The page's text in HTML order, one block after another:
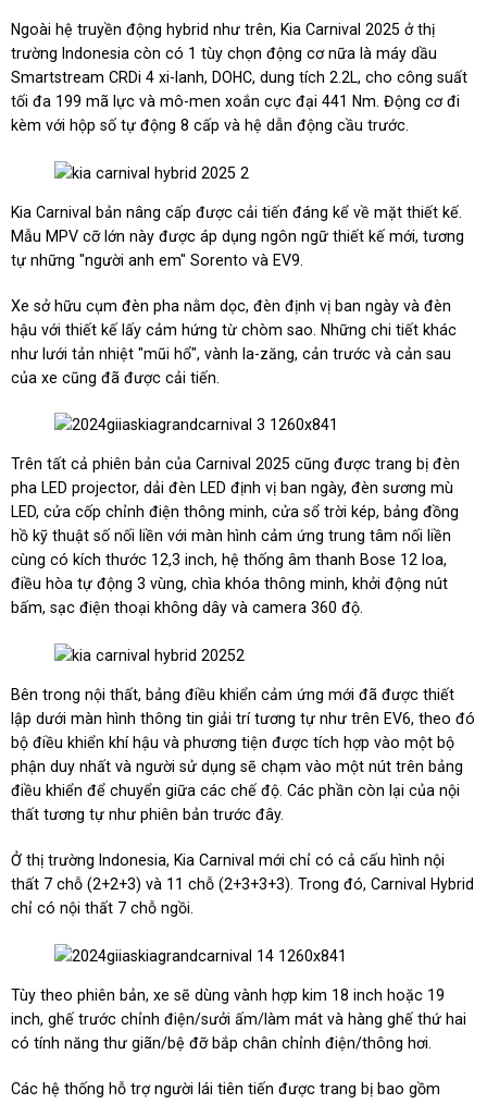
Ngoài hệ truyền động hybrid như trên, Kia Carnival 2025 ở thị
trường Indonesia còn có 1 tùy chọn động cơ nữa là máy dầu
Smartstream CRDi 4 xi-lanh, DOHC, dung tích 2.2L, cho công suất
tối đa 199 mã lực và mô-men xoắn cực đại 441 Nm. Động cơ đi
kèm với hộp số tự động 8 cấp và hệ dẫn động cầu trước.
Kia Carnival bản nâng cấp được cải tiến đáng kể về mặt thiết kế.
Mẫu MPV cỡ lớn này được áp dụng ngôn ngữ thiết kế mới, tương
tự những "người anh em" Sorento và EV9.
Xe sở hữu cụm đèn pha nằm dọc, đèn định vị ban ngày và đèn
hậu với thiết kế lấy cảm hứng từ chòm sao. Những chi tiết khác
như lưới tản nhiệt "mũi hổ", vành la-zăng, cản trước và cản sau
của xe cũng đã được cải tiến.
Trên tất cả phiên bản của Carnival 2025 cũng được trang bị đèn
pha LED projector, dải đèn LED định vị ban ngày, đèn sương mù
LED, cửa cốp chỉnh điện thông minh, cửa sổ trời kép, bảng đồng
hồ kỹ thuật số nối liền với màn hình cảm ứng trung tâm nối liền
cùng có kích thước 12,3 inch, hệ thống âm thanh Bose 12 loa,
điều hòa tự động 3 vùng, chìa khóa thông minh, khởi động nút
bấm, sạc điện thoại không dây và camera 360 độ.
Bên trong nội thất, bảng điều khiển cảm ứng mới đã được thiết
lập dưới màn hình thông tin giải trí tương tự như trên EV6, theo đó
bộ điều khiển khí hậu và phương tiện được tích hợp vào một bộ
phận duy nhất và người sử dụng sẽ chạm vào một nút trên bảng
điều khiển để chuyển giữa các chế độ. Các phần còn lại của nội
thất tương tự như phiên bản trước đây.
Ở thị trường Indonesia, Kia Carnival mới chỉ có cả cấu hình nội
thất 7 chỗ (2+2+3) và 11 chỗ (2+3+3+3). Trong đó, Carnival Hybrid
chỉ có nội thất 7 chỗ ngồi.
Tùy theo phiên bản, xe sẽ dùng vành hợp kim 18 inch hoặc 19
inch, ghế trước chỉnh điện/sưởi ấm/làm mát và hàng ghế thứ hai
có tính năng thư giãn/bệ đỡ bắp chân chỉnh điện/thông hơi.
Các hệ thống hỗ trợ người lái tiên tiến được trang bị bao gồm